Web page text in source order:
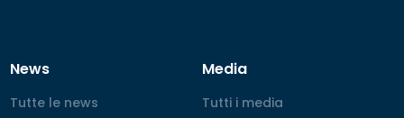
News
Tutte le news
Tutte le news
Media
Tutti i media
Tutti i media